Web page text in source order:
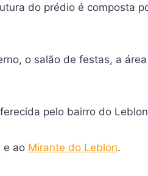
do prédio é composta
o salão de festas, a
pelo bairro do
e ao Mirante do Leblon.